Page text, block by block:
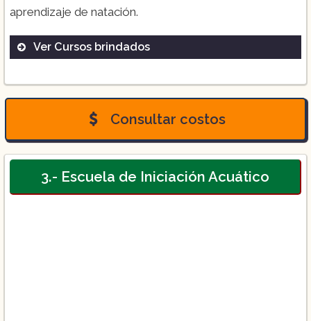
aprendizaje de natación.
Ver Cursos brindados
Clases BOX:
Curso rehabilitación:
Consultar costos
3.- Escuela de Iniciación Acuático